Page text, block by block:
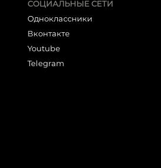
СОЦИАЛЬНЫЕ СЕТИ
Одноклассники
Вконтакте
Youtube
Telegram